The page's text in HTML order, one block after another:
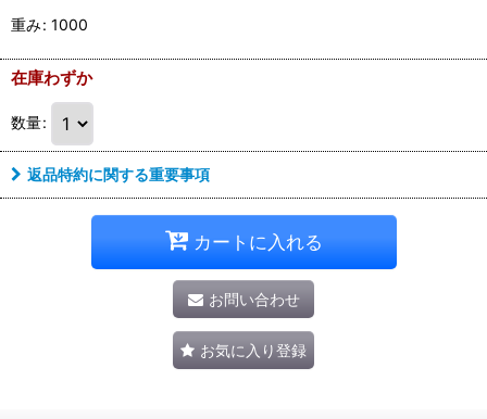
重み: 1000
在庫わずか
数量:
返品特約に関する重要事項
カートに入れる
お問い合わせ
お気に入り登録